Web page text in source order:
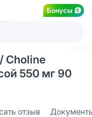
Бонусы
Choline
550 мг 90
отзыв